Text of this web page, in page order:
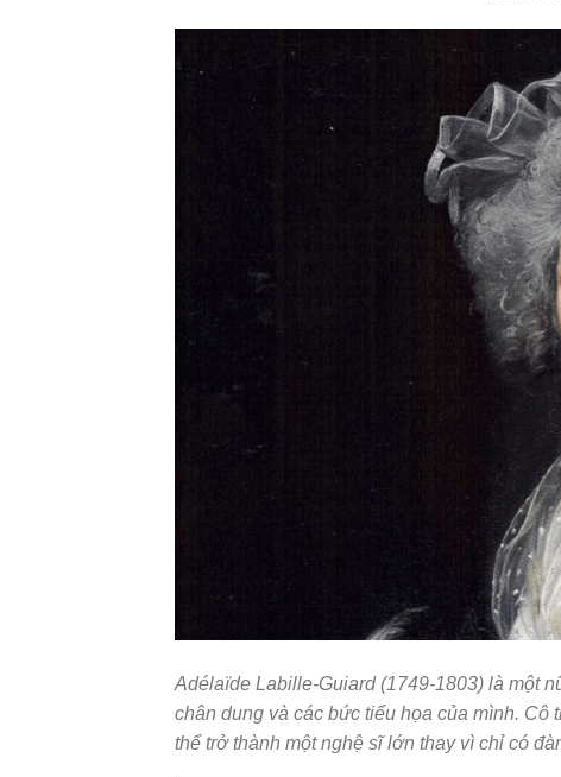
Adélaïde Labille-Guiard (1749-1803) là một
chân dung và các bức tiểu họa của mình.
thể trở thành một nghệ sĩ lớn thay vì chỉ có